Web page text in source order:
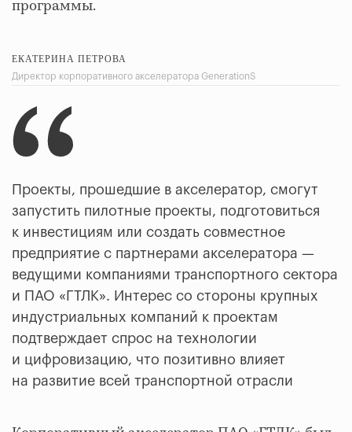
программы.
ЕКАТЕРИНА ПЕТРОВА
Директор корпоративного акселератора GenerationS
Проекты, прошедшие в акселератор, смогут
запустить пилотные проекты, подготовиться
к инвестициям или создать совместное
предприятие с партнерами акселератора —
ведущими компаниями транспортного сектора
и ПАО «ГТЛК». Интерес со стороны крупных
индустриальных компаний к проектам
подтверждает спрос на технологии
и цифровизацию, что позитивно влияет
на развитие всей транспортной отрасли